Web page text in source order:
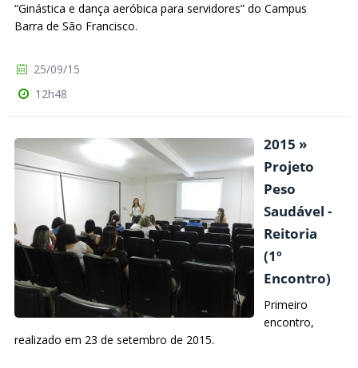
“Ginástica e dança aeróbica para servidores” do Campus
Barra de São Francisco.
25/09/15
12h48
2015 »
Projeto
Peso
Saudável -
Reitoria
(1º
Encontro)
Primeiro
encontro,
realizado em 23 de setembro de 2015.